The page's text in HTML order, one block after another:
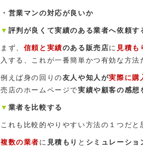
・営業マンの対応が良いか
▼ 評判が良くて実績のある業者へ依頼す
まず、 信頼と実績のある販売店に 見積も
入する、これが一番簡単かつ有効な方法
例えば身の回りの友人や知人が実際に購
売店のホームページで実績や顧客の感想
▼ 業者を比較する
これも比較的やりやすい方法の１つだと
複数の業者に 見積もり と シミュレーショ